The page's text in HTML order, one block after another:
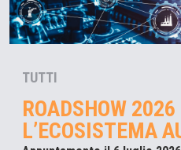
TUTTI
ROADSHOW
L’ECOSISTEMA